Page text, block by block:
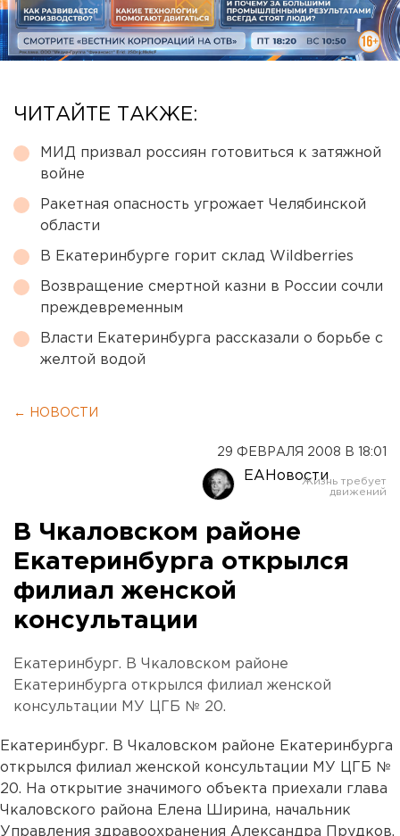
ЧИТАЙТЕ ТАКЖЕ:
МИД призвал россиян готовиться к затяжной
войне
Ракетная опасность угрожает Челябинской
области
В Екатеринбурге горит склад Wildberries
Возвращение смертной казни в России сочли
преждевременным
Власти Екатеринбурга рассказали о борьбе с
желтой водой
← НОВОСТИ
29 ФЕВРАЛЯ 2008 В 18:01
ЕАНовости
В Чкаловском районе
Екатеринбурга открылся
филиал женской
консультации
Екатеринбург. В Чкаловском районе
Екатеринбурга открылся филиал женской
консультации МУ ЦГБ № 20.
Екатеринбург. В Чкаловском районе Екатеринбурга
открылся филиал женской консультации МУ ЦГБ №
20. На открытие значимого объекта приехали глава
Чкаловского района Елена Ширина, начальник
Управления здравоохранения Александра Прудков,